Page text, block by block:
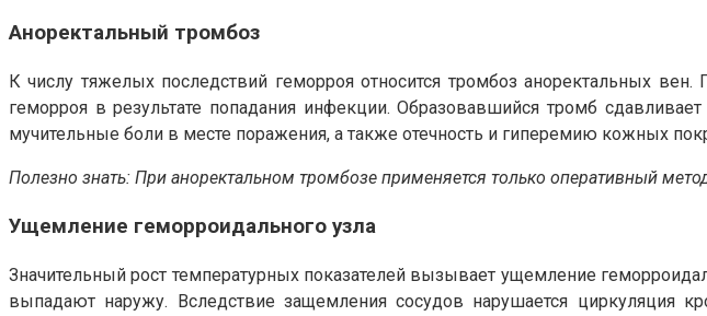
Аноректальный тромбоз
К числу тяжелых последствий геморроя относится тромбоз аноректальных
геморроя в результате попадания инфекции. Образовавшийся тромб
мучительные боли в месте поражения, а также отечность и гиперемию кожных
Полезно знать: При аноректальном тромбозе применяется только оперативный
Ущемление геморроидального узла
Значительный рост температурных показателей вызывает ущемление
выпадают наружу. Вследствие защемления сосудов нарушается циркуляция